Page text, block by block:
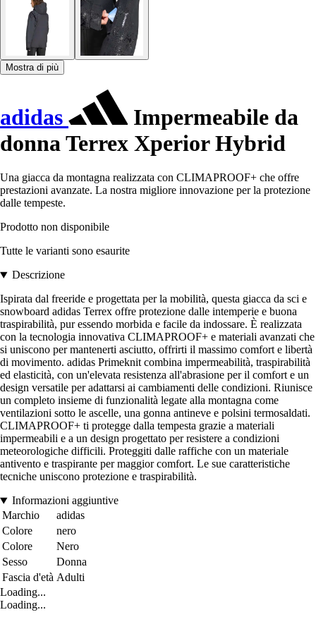
Mostra di più
adidas
Impermeabile da
donna Terrex Xperior Hybrid
Una giacca da montagna realizzata con CLIMAPROOF+ che offre
prestazioni avanzate. La nostra migliore innovazione per la protezione
dalle tempeste.
Prodotto non disponibile
Tutte le varianti sono esaurite
Descrizione
Ispirata dal freeride e progettata per la mobilità, questa giacca da sci e
snowboard adidas Terrex offre protezione dalle intemperie e buona
traspirabilità, pur essendo morbida e facile da indossare. È realizzata
con la tecnologia innovativa CLIMAPROOF+ e materiali avanzati che
si uniscono per mantenerti asciutto, offrirti il massimo comfort e libertà
di movimento. adidas Primeknit combina impermeabilità, traspirabilità
ed elasticità, con un'elevata resistenza all'abrasione per il comfort e un
design versatile per adattarsi ai cambiamenti delle condizioni. Riunisce
un completo insieme di funzionalità legate alla montagna come
ventilazioni sotto le ascelle, una gonna antineve e polsini termosaldati.
CLIMAPROOF+ ti protegge dalla tempesta grazie a materiali
impermeabili e a un design progettato per resistere a condizioni
meteorologiche difficili. Proteggiti dalle raffiche con un materiale
antivento e traspirante per maggior comfort. Le sue caratteristiche
tecniche uniscono protezione e traspirabilità.
Informazioni aggiuntive
Marchio
adidas
Colore
nero
Colore
Nero
Sesso
Donna
Fascia d'età Adulti
Loading...
Loading...